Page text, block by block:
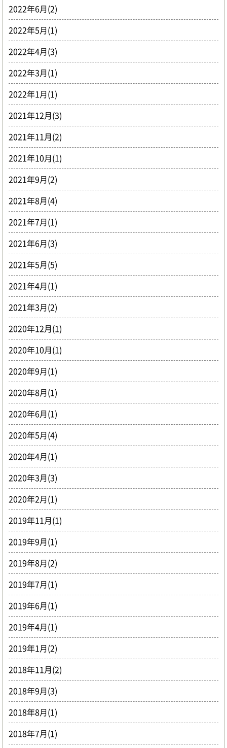
2022年6月(2)
2022年5月(1)
2022年4月(3)
2022年3月(1)
2022年1月(1)
2021年12月(3)
2021年11月(2)
2021年10月(1)
2021年9月(2)
2021年8月(4)
2021年7月(1)
2021年6月(3)
2021年5月(5)
2021年4月(1)
2021年3月(2)
2020年12月(1)
2020年10月(1)
2020年9月(1)
2020年8月(1)
2020年6月(1)
2020年5月(4)
2020年4月(1)
2020年3月(3)
2020年2月(1)
2019年11月(1)
2019年9月(1)
2019年8月(2)
2019年7月(1)
2019年6月(1)
2019年4月(1)
2019年1月(2)
2018年11月(2)
2018年9月(3)
2018年8月(1)
2018年7月(1)